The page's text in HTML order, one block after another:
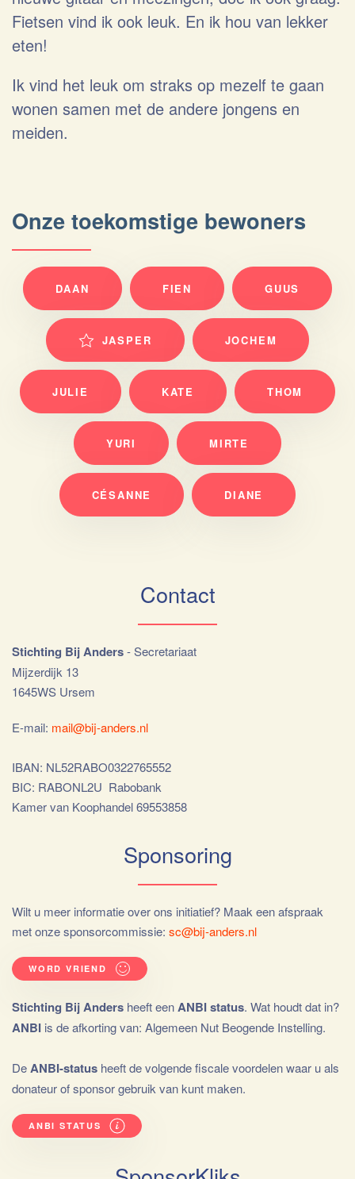
Fietsen vind ik ook leuk. En ik hou van lekker
eten!
Ik vind het leuk om straks op mezelf te gaan
wonen samen met de andere jongens en
meiden.
Onze toekomstige bewoners
DAAN FIEN GUUS
JASPER JOCHEM
JULIE KATE THOM
YURI MIRTE
CÉSANNE DIANE
Contact
Stichting Bij Anders- Secretariaat
Mijzerdijk 13
1645WS Ursem
E-mail: mail@bij-anders.nl
IBAN: NL52RABO0322765552
BIC: RABONL2U Rabobank
Kamer van Koophandel 69553858
Sponsoring
Wilt u meer informatie over ons initiatief? Maak een afspraak
met onze sponsorcommissie: sc@bij-anders.nl
WORD VRIEND
Stichting Bij Anders heeft eenANBI status. Wat houdt dat in?
ANBI is de afkorting van: Algemeen Nut Beogende Instelling.
DeANBI-status heeft de volgende fiscale voordelen waar u als
donateur of sponsor gebruik van kunt maken.
ANBI STATUS